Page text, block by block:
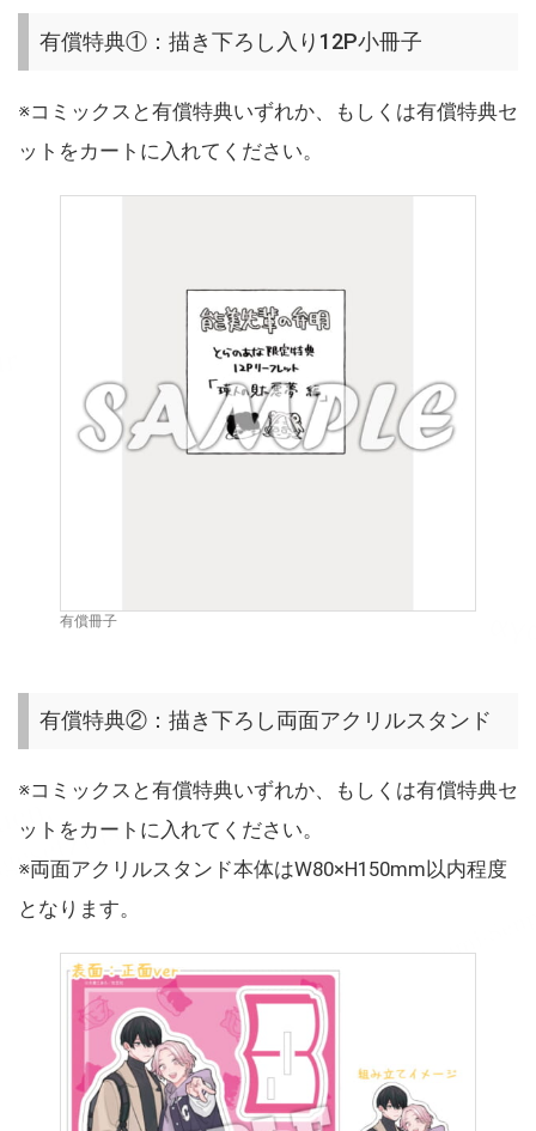
有償特典①：描き下ろし入り12P小冊子
※コミックスと有償特典いずれか、もしくは有償特典セ
ットをカートに入れてください。
有償冊子
有償特典②：描き下ろし両面アクリルスタンド
※コミックスと有償特典いずれか、もしくは有償特典セ
ットをカートに入れてください。
※両面アクリルスタンド本体はW80×H150mm以内程度
となります。